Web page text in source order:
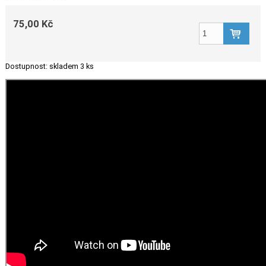
75,00 Kč
Dostupnost: skladem 3 ks